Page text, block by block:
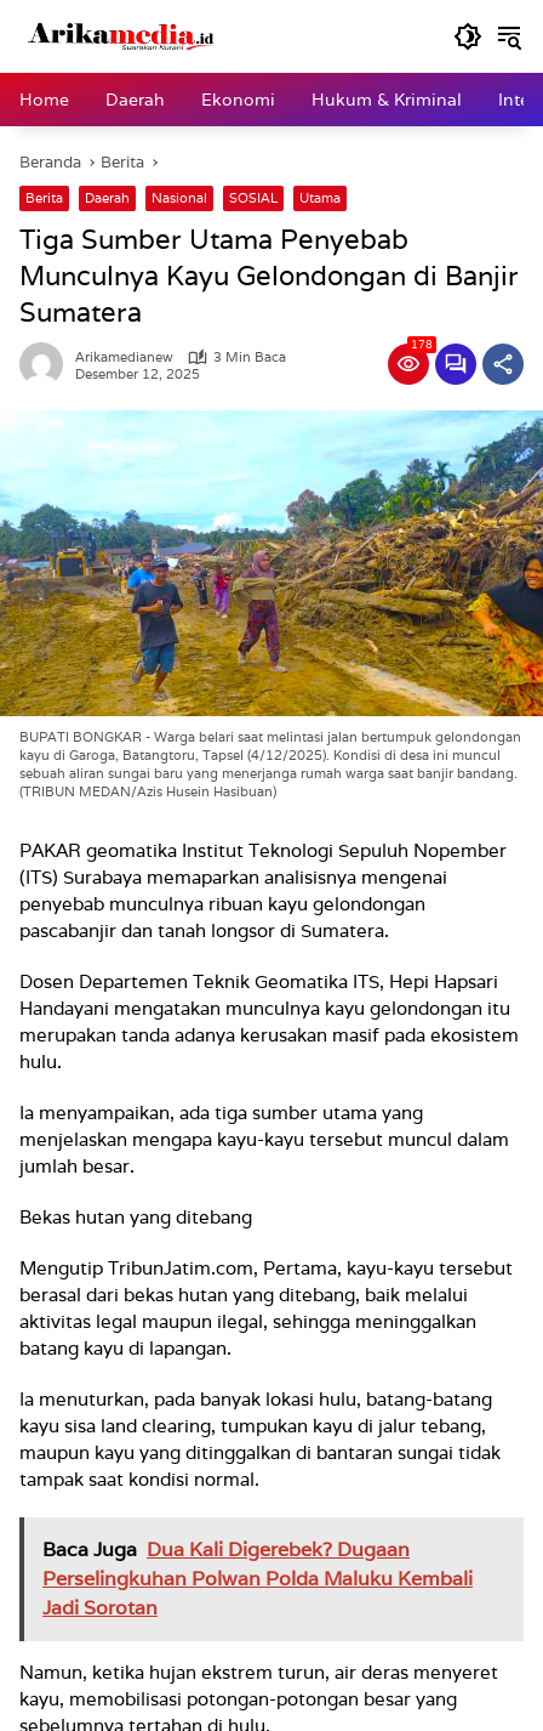
Home
Daerah Ekonomi Hukum & Kriminal
Beranda Berita
Berita Daerah Nasional SOSIAL Utama
Tiga Sumber Utama Penyebab
Munculnya Kayu Gelondongan di Banjir
Sumatera
Arikamedianew
3 Min Baca
Desember 12, 2025
178
BUPATI BONGKAR - Warga belari saat melintasi jalan bertumpuk gelondongan
kayu di Garoga, Batangtoru, Tapsel (4/12/2025). Kondisi di desa ini muncul
sebuah aliran sungai baru yang menerjanga rumah warga saat banjir bandang.
(TRIBUN MEDAN/Azis Husein Hasibuan)
PAKAR geomatika Institut Teknologi Sepuluh Nopember
(ITS) Surabaya memaparkan analisisnya mengenai
penyebab munculnya ribuan kayu gelondongan
pascabanjir dan tanah longsor di Sumatera.
Dosen Departemen Teknik Geomatika ITS, Hepi Hapsari
Handayani mengatakan munculnya kayu gelondongan itu
merupakan tanda adanya kerusakan masif pada ekosistem
hulu.
Ia menyampaikan, ada tiga sumber utama yang
menjelaskan mengapa kayu-kayu tersebut muncul dalam
jumlah besar.
Bekas hutan yang ditebang
Mengutip TribunJatim.com, Pertama, kayu-kayu tersebut
berasal dari bekas hutan yang ditebang, baik melalui
aktivitas legal maupun ilegal, sehingga meninggalkan
batang kayu di lapangan.
Ia menuturkan, pada banyak lokasi hulu, batang-batang
kayu sisa land clearing, tumpukan kayu di jalur tebang,
maupun kayu yang ditinggalkan di bantaran sungai tidak
tampak saat kondisi normal.
Baca Juga Dua Kali Digerebek? Dugaan
Perselingkuhan Polwan Polda Maluku Kembali
Jadi Sorotan
Namun, ketika hujan ekstrem turun, air deras menyeret
kayu, memobilisasi potongan-potongan besar yang
sebelumnya tertahan di hulu.